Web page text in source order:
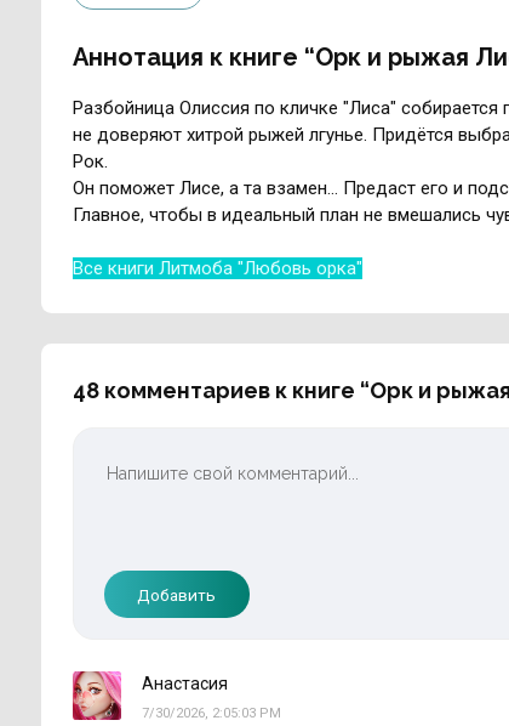
Аннотация к книге “Орк и рыжая
Разбойница Олиссия по кличке "Лиса"
не доверяют хитрой рыжей лгунье. Придётся
Рок.
Он поможет Лисе, а та взамен... Предаст его и
Главное, чтобы в идеальный план не вмешались
Все книги Литмоба "Любовь орка"
48 комментариев к книге “Орк и
Добавить
Анастасия
7/30/2026, 2:05:03 PM